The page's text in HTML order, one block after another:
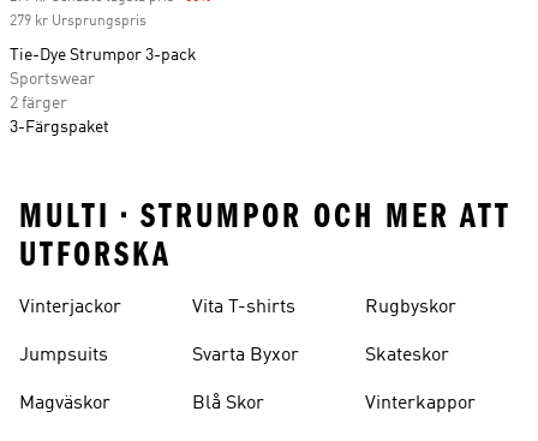
279 kr Ursprungspris
Tie-Dye Strumpor 3-pack
Sportswear
2 färger
3-Färgspaket
MULTI • STRUMPOR OCH MER ATT
UTFORSKA
Vinterjackor
Jumpsuits
Magväskor
Vita T-shirts
Svarta Byxor
Blå Skor
Rugbyskor
Skateskor
Vinterkappor